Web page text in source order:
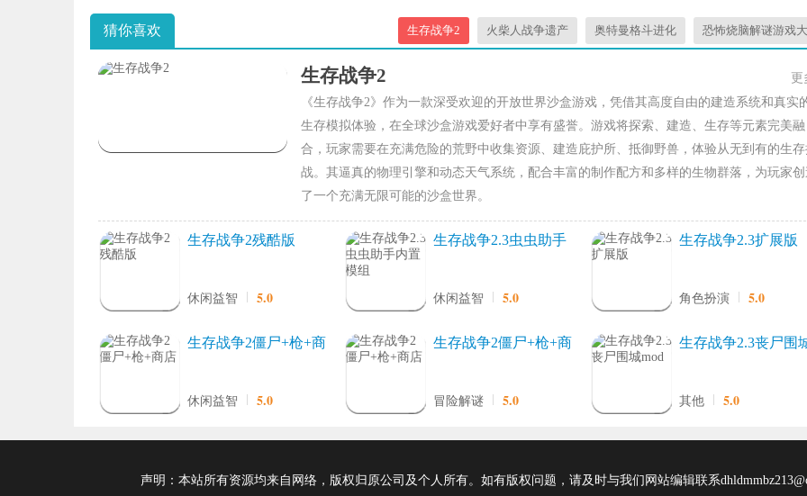
猜你喜欢 生存战争2 火柴人战争遗产 奥特曼格斗进化 恐怖烧脑解谜游戏
生存战争2
更
《生存战争2》作为一款深受欢迎的开放世界沙盒游戏，凭借其高度自由的建造系统和真实
生存模拟体验，在全球沙盒游戏爱好者中享有盛誉。游戏将探索、建造、生存等元素完美融
合，玩家需要在充满危险的荒野中收集资源、建造庇护所、抵御野兽，体验从无到有的生
战。其逼真的物理引擎和动态天气系统，配合丰富的制作配方和多样的生物群落，为玩家
了一个充满无限可能的沙盒世界。
生存战争2残酷版
休闲益智 5.0
生存战争2.3虫虫助手
休闲益智 5.0
生存战争2.3扩展版
角色扮演 5.0
生存战争2僵尸+枪+商
休闲益智 5.0
生存战争2僵尸+枪+商
冒险解谜 5.0
生存战争2.3丧尸围
其他 5.0
声明：本站所有资源均来自网络，版权归原公司及个人所有。如有版权问题，请及时与我们网站编辑联系